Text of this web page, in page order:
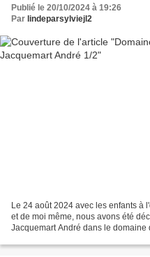
Publié le 20/10/2024 à 19:26
Par lindeparsylviejl2
Le 24 août 2024 avec les enfants à
et de moi même, nous avons été
Jacquemart André dans le domaine